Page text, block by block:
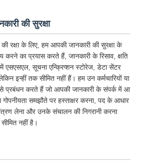
की सुरक्षा
रक्षा के लिए, हम आपकी जानकारी की सुरक्षा के
करने का प्रयास करते हैं, जानकारी के रिसाव, क्षति
एसएसएल, सूचना एन्क्रिप्शन स्टोरेज, डेटा सेंटर
इन्हीं तक सीमित नहीं हैं। हम उन कर्मचारियों या
से प्रबंधन करते हैं जो आपकी जानकारी के संपर्क में आ
समझौते पर हस्ताक्षर करना, पद के आधार
लेना और उनके संचालन की निगरानी करना
नहीं है।